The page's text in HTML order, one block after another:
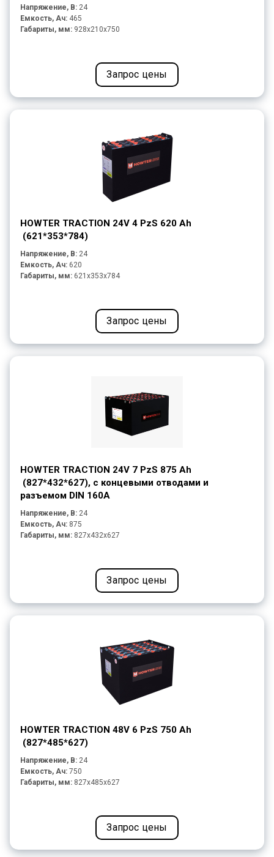
Напряжение, В: 24
Емкость, Ач: 465
Габариты, мм: 928x210x750
Запрос цены
HOWTER TRACTION 24V 4 PzS 620 Ah
(621*353*784)
Напряжение, В: 24
Емкость, Ач: 620
Габариты, мм: 621x353x784
Запрос цены
HOWTER TRACTION 24V 7 PzS 875 Ah
(827*432*627), с концевыми отводами и
разъемом DIN 160A
Напряжение, В: 24
Емкость, Ач: 875
Габариты, мм: 827x432x627
Запрос цены
HOWTER TRACTION 48V 6 PzS 750 Ah
(827*485*627)
Напряжение, В: 24
Емкость, Ач: 750
Габариты, мм: 827x485x627
Запрос цены